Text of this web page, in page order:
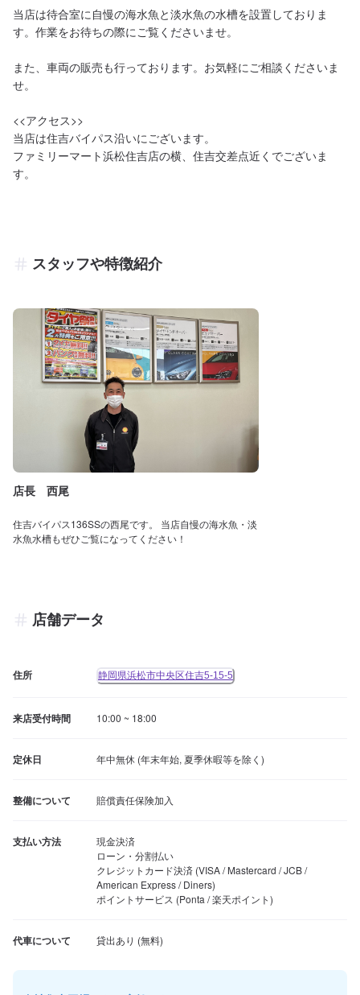
当店は待合室に自慢の海水魚と淡水魚の水槽を設置しておりま
す。作業をお待ちの際にご覧くださいませ。
また、車両の販売も行っております。お気軽にご相談くださいま
せ。
<<アクセス>>
当店は住吉バイパス沿いにございます。
ファミリーマート浜松住吉店の横、住吉交差点近くでございま
す。
スタッフや特徴紹介
店長 西尾
住吉バイパス136SSの西尾です。 当店自慢の海水魚・淡
水魚水槽もぜひご覧になってください！
店舗データ
住所 静岡県浜松市中央区住吉5-15-5
来店受付時間 10:00 ~ 18:00
定休日 年中無休 (年末年始, 夏季休暇等を除く)
整備について 賠償責任保険加入
支払い方法
現金決済
ローン・分割払い
クレジットカード決済 (VISA / Mastercard / JCB /
American Express / Diners)
ポイントサービス (Ponta / 楽天ポイント)
代車について